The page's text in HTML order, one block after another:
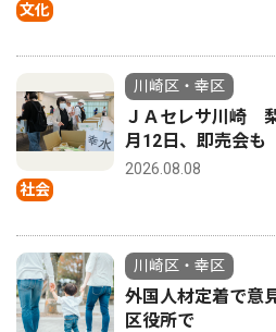
文化
社会
川崎区・幸区
ＪＡセレサ川崎
月12日、即売会も
2026.08.08
川崎区・幸区
外国人材定着で
区役所で